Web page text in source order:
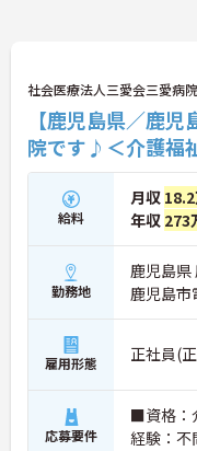
社会医療法人三愛会三愛病院
【鹿児島県／鹿
院です♪＜介護福
給料
月収
年収 273
勤務地
鹿児島県
鹿児島市
雇用形態 正社員(
応募要件
■資格：
経験：不